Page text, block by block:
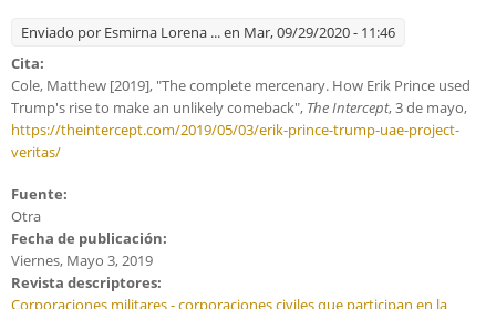
Enviado por Esmirna Lorena ...en Mar, 09/29/2020 - 11:46
Cita:
Cole, Matthew [2019], "The complete mercenary. How Erik Prince used
Trump's rise to make an unlikely comeback", The Intercept, 3 de mayo,
https://theintercept.com/2019/05/03/erik-prince-trump-uae-project-
veritas/
Fuente:
Otra
Fecha de publicación:
Viernes, Mayo 3, 2019
Revista descriptores:
Corporaciones militares - corporaciones civiles que participan en la